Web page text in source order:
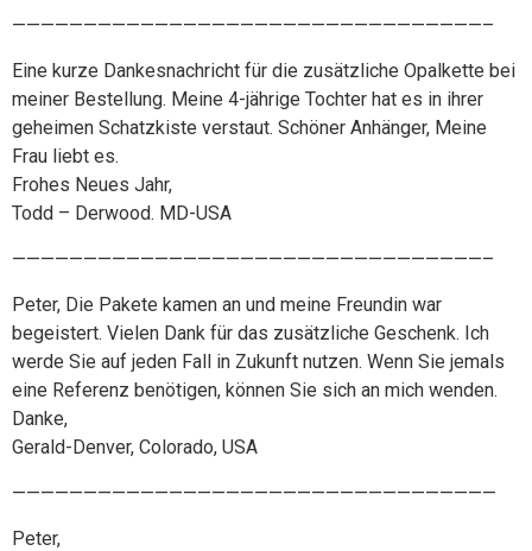
—————————————————————————————————–
Eine kurze Dankesnachricht für die zusätzliche Opalkette bei
meiner Bestellung. Meine 4-jährige Tochter hat es in ihrer
geheimen Schatzkiste verstaut. Schöner Anhänger, Meine
Frau liebt es.
Frohes Neues Jahr,
Todd – Derwood. MD-USA
—————————————————————————————————–
Peter, Die Pakete kamen an und meine Freundin war
begeistert. Vielen Dank für das zusätzliche Geschenk. Ich
werde Sie auf jeden Fall in Zukunft nutzen. Wenn Sie jemals
eine Referenz benötigen, können Sie sich an mich wenden.
Danke,
Gerald-Denver, Colorado, USA
——————————————————————————————————
Peter,